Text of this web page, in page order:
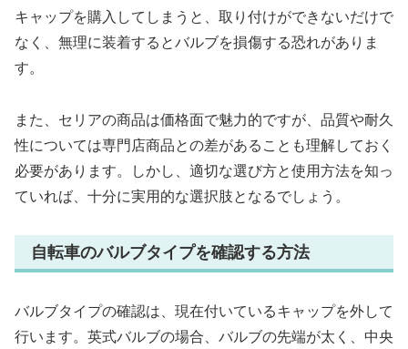
キャップを購入してしまうと、取り付けができないだけで
なく、無理に装着するとバルブを損傷する恐れがありま
す。
また、セリアの商品は価格面で魅力的ですが、品質や耐久
性については専門店商品との差があることも理解しておく
必要があります。しかし、適切な選び方と使用方法を知っ
ていれば、十分に実用的な選択肢となるでしょう。
自転車のバルブタイプを確認する方法
バルブタイプの確認は、現在付いているキャップを外して
行います。英式バルブの場合、バルブの先端が太く、中央